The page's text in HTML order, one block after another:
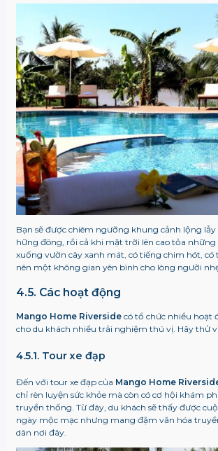
Bạn sẽ được chiêm ngưỡng khung cảnh lộng
hững đông, rồi cả khi mặt trời lên cao tỏa những
xuống vườn cây xanh mát, có tiếng chim hót, có
nên một không gian yên bình cho lòng người
4.5. Các hoạt động
Mango Home Riversidecó tổ chức nhiều hoạt
cho du khách nhiều trải nghiệm thú vị. Hãy thử
4.5.1. Tour xe đạp
Đến với tour xe đạp của Mango Home
chỉ rèn luyện sức khỏe mà còn có cơ hội khám
truyền thống. Từ đây, du khách sẽ thấy được
ngày mộc mạc nhưng mang đậm văn hóa
dân nơi đây.